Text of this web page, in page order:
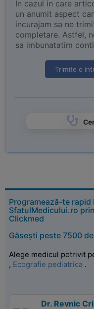
In cazul in care
un anumit aspect
incurajam sa ne
completare. Astfel,
sa imbunatatim
Trimite o
Programează-te
SfatulMedicului.ro
Clickmed
Găsești peste 7500
Alege medicul potrivit
, Ecografie pediatrica .
Dr. Revnic